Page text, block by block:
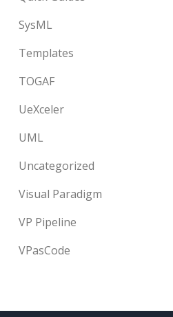
SysML
Templates
TOGAF
UeXceler
UML
Uncategorized
Visual Paradigm
VP Pipeline
VPasCode